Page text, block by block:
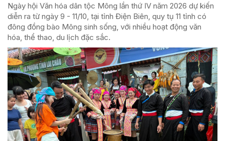
Ngày hội Văn hóa dân tộc Mông lần thứ IV năm 2026 dự kiến
diễn ra từ ngày 9 - 11/10, tại tỉnh Điện Biên, quy tụ 11 tỉnh có
đông đồng bào Mông sinh sống, với nhiều hoạt động văn
hóa, thể thao, du lịch đặc sắc.